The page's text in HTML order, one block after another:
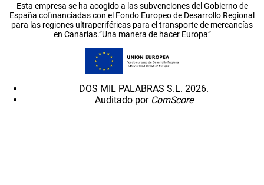
Esta empresa se ha acogido a las subvenciones del Gobierno de
España cofinanciadas con el Fondo Europeo de Desarrollo Regional
para las regiones ultraperiféricas para el transporte de mercancías
en Canarias.”Una manera de hacer Europa”
DOS MIL PALABRAS S.L. 2026.
Auditado por ComScore